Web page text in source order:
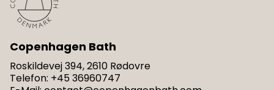
Copenhagen Bath
Roskildevej 394, 2610 Rødovre
Telefon: +45 36960747